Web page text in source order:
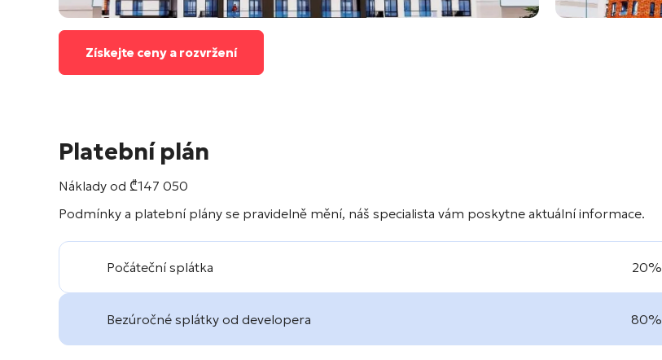
Získejte ceny a rozvržení
Platební plán
Náklady od ₾147 050
Podmínky a platební plány se pravidelně mění, náš specialista vám poskytne aktuální informace.
Počáteční splátka 20%
Bezúročné splátky od developera 80%